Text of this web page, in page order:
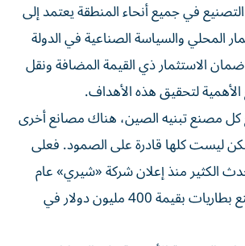
في جميع أنحاء المنطقة يعتمد إلى
المحلي والسياسة الصناعية في الدولة
الاستثمار ذي القيمة المضافة ونقل
الأهمية لتحقيق هذه الأهداف.
مصنع تبنيه الصين، هناك مصانع أخرى
ليست كلها قادرة على الصمود. فعلى
الكثير منذ إعلان شركة «شيري» عام
2022 عن بناء مصنع بطاريات بقيمة 400 مليون دولار في